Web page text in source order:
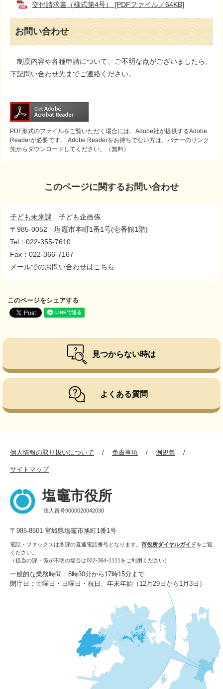
交付請求書（様式第4号） [PDFファイル／64KB]
お問い合わせ
制度内容や各種申請について、ご不明な点がございましたら、
下記問い合わせ先までご連絡ください。
PDF形式のファイルをご覧いただく場合には、Adobe社が提供するAdobe
Readerが必要です。
Adobe Readerをお持ちでない方は、バナーのリンク
先からダウンロードしてください。（無料）
このページに関するお問い合わせ
子ども未来課
子ども企画係
〒985-0052
塩竈市本町1番1号(壱番館1階)
Tel：022-355-7610
Fax：022-366-7167
メールでのお問い合わせはこちら
このページをシェアする
見つからない時は
よくある質問
個人情報の取り扱いについて 免責事項 例規集
サイトマップ
塩竈市役所
法人番号9000020042030
〒985-8501 宮城県塩竈市旭町1番1号
電話・ファックスは各課の直通電話番号となります。 市役所ダイヤルガイドをご覧
ください。
（担当の課・係が不明の場合は022-364-1111をご利用ください）
一般的な業務時間：8時30分から17時15分まで
閉庁日：土曜日・日曜日・祝日、年末年始（12月29日から1月3日）